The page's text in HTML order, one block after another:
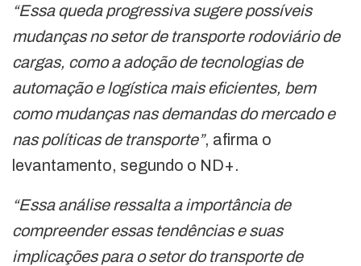
“Essa queda progressiva sugere possíveis
mudanças no setor de transporte rodoviário de
cargas, como a adoção de tecnologias de
automação e logística mais eficientes, bem
como mudanças nas demandas do mercado e
nas políticas de transporte”, afirma o
levantamento, segundo o ND+.
“Essa análise ressalta a importância de
compreender essas tendências e suas
implicações para o setor do transporte de